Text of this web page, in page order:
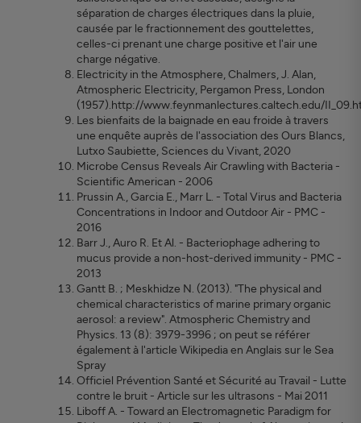
séparation de charges électriques dans la pluie,
causée par le fractionnement des gouttelettes,
celles-ci prenant une charge positive et l'air une
charge négative.
Electricity in the Atmosphere, Chalmers, J. Alan,
Atmospheric Electricity, Pergamon Press, London
(1957).http://www.feynmanlectures.caltech.edu/
Les bienfaits de la baignade en eau froide à travers
une enquête auprès de l'association des Ours Blancs,
Lutxo Saubiette, Sciences du Vivant, 2020
Microbe Census Reveals Air Crawling with Bacteria -
Scientific American - 2006
Prussin A., Garcia E., Marr L. - Total Virus and Bacteria
Concentrations in Indoor and Outdoor Air - PMC -
2016
Barr J., Auro R. Et Al. - Bacteriophage adhering to
mucus provide a non-host-derived immunity - PMC -
2013
Gantt B. ; Meskhidze N. (2013). "The physical and
chemical characteristics of marine primary organic
aerosol: a review". Atmospheric Chemistry and
Physics. 13 (8): 3979-3996 ; on peut se référer
également à l'article Wikipedia en Anglais sur le Sea
Spray
Officiel Prévention Santé et Sécurité au Travail - Lutte
contre le bruit - Article sur les ultrasons - Mai 2011
Liboff A. - Toward an Electromagnetic Paradigm for